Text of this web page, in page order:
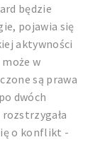
będzie
pojawia się
aktywności
w
są prawa
dwóch
o konflikt -